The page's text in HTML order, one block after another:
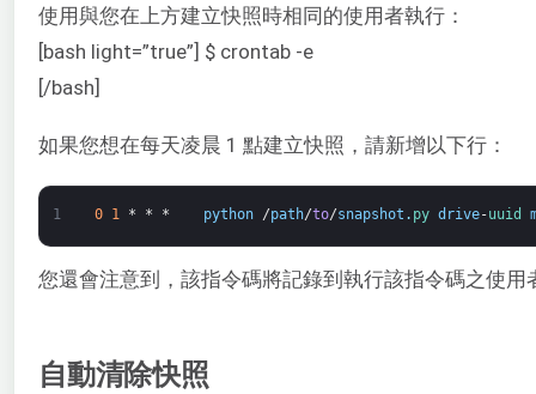
使用與您在上方建立快照時相同的使用者執行：
[bash light=”true”] $ crontab -e
[/bash]
如果您想在每天凌晨 1 點建立快照，請新增以下行：
1 0 1 * * * python /path/to/snapshot . py drive-uuid
您還會注意到，該指令碼將記錄到執行該指令碼之使
自動清除快照